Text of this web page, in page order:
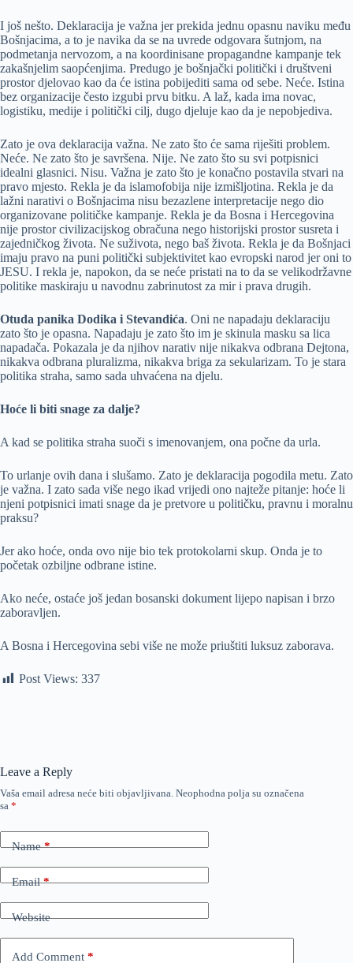
I još nešto. Deklaracija je važna jer prekida jednu opasnu naviku među
Bošnjacima, a to je navika da se na uvrede odgovara šutnjom, na
podmetanja nervozom, a na koordinisane propagandne kampanje tek
zakašnjelim saopćenjima. Predugo je bošnjački politički i društveni
prostor djelovao kao da će istina pobijediti sama od sebe. Neće. Istina
bez organizacije često izgubi prvu bitku. A laž, kada ima novac,
logistiku, medije i politički cilj, dugo djeluje kao da je nepobjediva.
Zato je ova deklaracija važna. Ne zato što će sama riješiti problem.
Neće. Ne zato što je savršena. Nije. Ne zato što su svi potpisnici
idealni glasnici. Nisu. Važna je zato što je konačno postavila stvari na
pravo mjesto. Rekla je da islamofobija nije izmišljotina. Rekla je da
lažni narativi o Bošnjacima nisu bezazlene interpretacije nego dio
organizovane političke kampanje. Rekla je da Bosna i Hercegovina
nije prostor civilizacijskog obračuna nego historijski prostor susreta i
zajedničkog života. Ne suživota, nego baš života. Rekla je da Bošnjaci
imaju pravo na puni politički subjektivitet kao evropski narod jer oni to
JESU. I rekla je, napokon, da se neće pristati na to da se velikodržavne
politike maskiraju u navodnu zabrinutost za mir i prava drugih.
Otuda panika Dodika i Stevandića. Oni ne napadaju deklaraciju
zato što je opasna. Napadaju je zato što im je skinula masku sa lica
napadača. Pokazala je da njihov narativ nije nikakva odbrana Dejtona,
nikakva odbrana pluralizma, nikakva briga za sekularizam. To je stara
politika straha, samo sada uhvaćena na djelu.
Hoće li biti snage za dalje?
A kad se politika straha suoči s imenovanjem, ona počne da urla.
To urlanje ovih dana i slušamo. Zato je deklaracija pogodila metu. Zato
je važna. I zato sada više nego ikad vrijedi ono najteže pitanje: hoće li
njeni potpisnici imati snage da je pretvore u političku, pravnu i moralnu
praksu?
Jer ako hoće, onda ovo nije bio tek protokolarni skup. Onda je to
početak ozbiljne odbrane istine.
Ako neće, ostaće još jedan bosanski dokument lijepo napisan i brzo
zaboravljen.
A Bosna i Hercegovina sebi više ne može priuštiti luksuz zaborava.
Post Views: 337
Leave a Reply
Vaša email adresa neće biti objavljivana. Neophodna polja su označena
sa *
Name*
Email*
Website
Add Comment *